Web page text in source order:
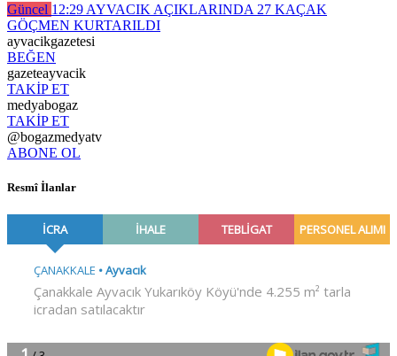
Güncel 12:29 AYVACIK AÇIKLARINDA 27 KAÇAK
GÖÇMEN KURTARILDI
ayvacikgazetesi
BEĞEN
gazeteayvacik
TAKİP ET
medyabogaz
TAKİP ET
@bogazmedyatv
ABONE OL
Resmî İlanlar